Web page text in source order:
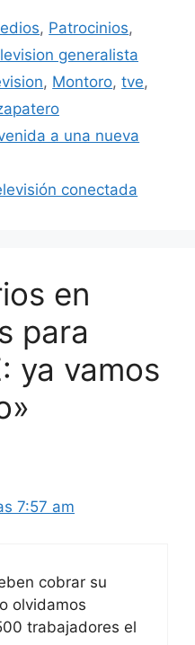
, Patrocinios,
generalista
, Montoro,tve,
a una nueva
conectada
en
para
ya vamos
7:57 am
cobrar su
olvidamos
trabajadores el